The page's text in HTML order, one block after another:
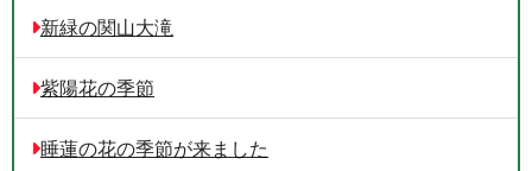
新緑の関山大滝
紫陽花の季節
睡蓮の花の季節が来ました